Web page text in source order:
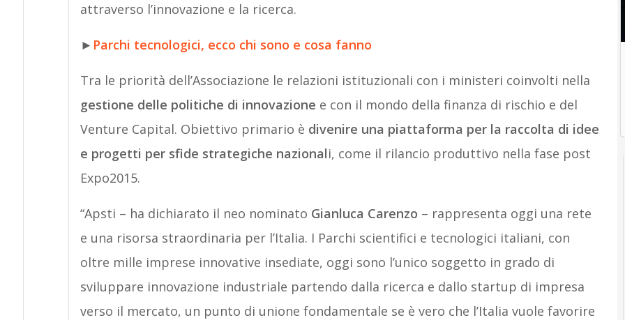
attraverso l’innovazione e la ricerca.
► Parchi tecnologici, ecco chi sono e cosa fanno
Tra le priorità dell’Associazione le relazioni istituzionali con i ministeri coinvolti nella
gestione delle politiche di innovazione e con il mondo della finanza di rischio e del
Venture Capital. Obiettivo primario è divenire una piattaforma per la raccolta di idee
e progetti per sfide strategiche nazionali, come il rilancio produttivo nella fase post
Expo2015.
“Apsti – ha dichiarato il neo nominato Gianluca Carenzo – rappresenta oggi una rete
e una risorsa straordinaria per l’Italia. I Parchi scientifici e tecnologici italiani, con
oltre mille imprese innovative insediate, oggi sono l’unico soggetto in grado di
sviluppare innovazione industriale partendo dalla ricerca e dallo startup di impresa
verso il mercato, un punto di unione fondamentale se è vero che l’Italia vuole favorire